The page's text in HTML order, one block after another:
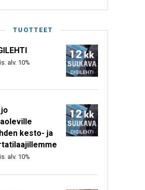
TUOTTEET
alv. 10%
kesto- ja
alv. 10%